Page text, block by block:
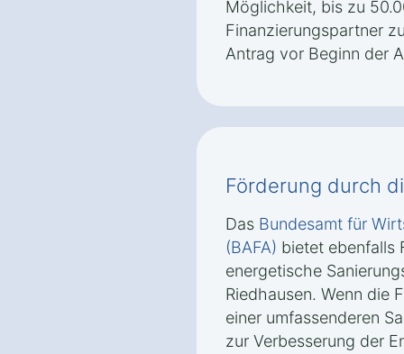
Möglichkeit, bis zu
Finanzierungspartner
Antrag vor Beginn der
Förderung durch
Das Bundesamt für
(BAFA) bietet ebenfalls
energetische
Riedhausen. Wenn die
einer umfassenderen
zur Verbesserung der